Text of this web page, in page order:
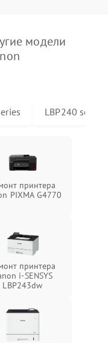
модели
LBP240 series
принтера
PIXMA G4770
принтера
i-SENSYS
LBP243dw